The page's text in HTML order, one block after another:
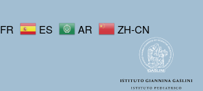
FR ES AR ZH-CN